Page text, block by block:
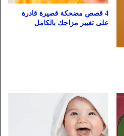
4 قصص مضحكة قصيرة قادرة
على تغيير مزاجك بالكامل